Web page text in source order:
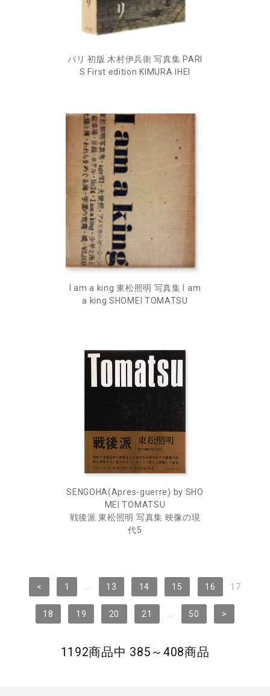
パリ 初版 木村伊兵衛 写真集 PARI
S First edition KIMURA IHEI
I am a king 東松照明 写真集 I am
a king SHOMEI TOMATSU
SENGOHA(Apres-guerre) by SHO
MEI TOMATSU
戦後派 東松照明 写真集 映像の現
代5
< 1 13 14 15 16 17
18 19 20 21 50 >
1192商品中 385～408商品